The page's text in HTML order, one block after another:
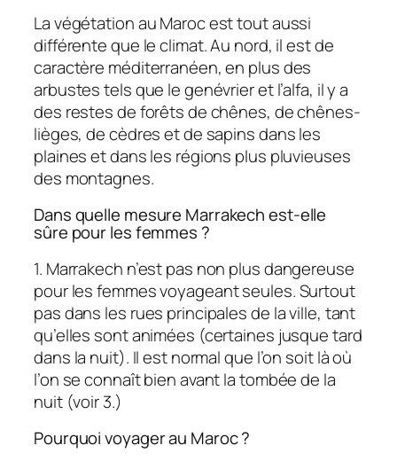
La végétation au Maroc est tout aussi
différente que le climat. Au nord, il est de
caractère méditerranéen, en plus des
arbustes tels que le genévrier et l’alfa, il y a
des restes de forêts de chênes, de chênes-
lièges, de cèdres et de sapins dans les
plaines et dans les régions plus pluvieuses
des montagnes.
Dans quelle mesure Marrakech est-elle
sûre pour les femmes ?
1. Marrakech n’est pas non plus dangereuse
pour les femmes voyageant seules. Surtout
pas dans les rues principales de la ville, tant
qu’elles sont animées (certaines jusque tard
dans la nuit). Il est normal que l’on soit là où
l’on se connaît bien avant la tombée de la
nuit (voir 3.)
Pourquoi voyager au Maroc ?